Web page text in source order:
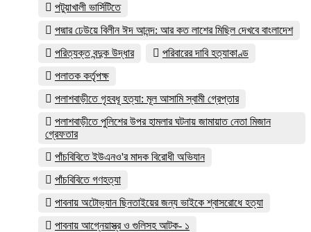
পটুয়াখালী ভার্সিটিতে
পদ্মার ঢেউয়ে বিলীন ঈদ আনন্দ: আর কত লাশের মিছিল দেখবে বাংলাদেশ
পরিত্যক্ত বন্দুক উদ্ধার
পরিবারের দাবি হত্যাকাণ্ড
পলাতক কর্তৃপক্ষ
পলাশবাড়ীতে গৃহবধূ হত্যা: মূল আসামি স্বামী গ্রেপ্তার
পলাশবাড়ীতে পুলিশের উপর হামলার ঘটনায় জামায়াত নেতা মিজান
গ্রেফতার
পাঁচবিবিতে ইউএনও'র মাদক বিরোধী অভিযান
পাঁচবিবিতে গণহত্যা
পাবনায় অটোভ্যান ছিনতাইয়ের জন্য ভাইকে শ্বাসরোধে হত্যা
পাবনায় আগ্নেয়াস্ত্র ও গুলিসহ আটক- ১